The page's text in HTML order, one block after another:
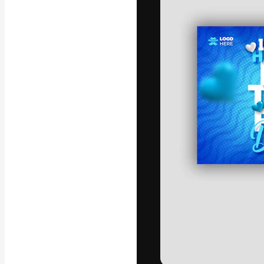
trabajo. Más
entre
estudios.
Español